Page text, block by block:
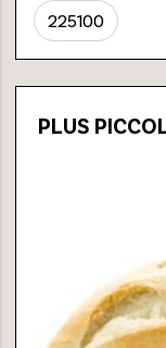
225100
PLUS